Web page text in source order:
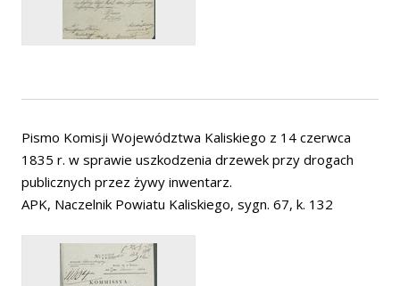
Pismo Komisji Województwa Kaliskiego z 14 czerwca
1835 r. w sprawie uszkodzenia drzewek przy drogach
publicznych przez żywy inwentarz.
APK, Naczelnik Powiatu Kaliskiego, sygn. 67, k. 132